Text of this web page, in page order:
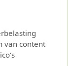
van content